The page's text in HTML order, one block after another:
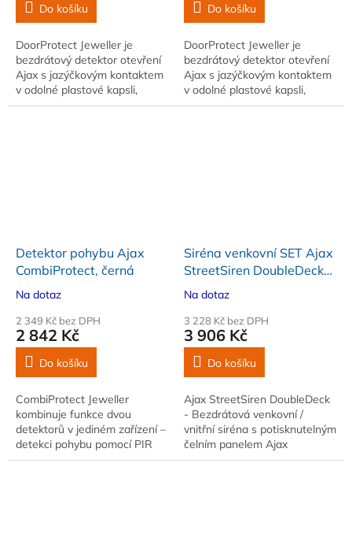
Do košíku
DoorProtect Jeweller je
bezdrátový detektor otevření
Ajax s jazýčkovým kontaktem
v odolné plastové kapsli,
určený k zabezpečení dveří,
Do košíku
DoorProtect Jeweller je
bezdrátový detektor otevření
Ajax s jazýčkovým kontaktem
v odolné plastové kapsli,
určený k zabezpečení dveří,
Detektor pohybu Ajax
CombiProtect, černá
Na dotaz
2 349 Kč bez DPH
2 842 Kč
Do košíku
CombiProtect Jeweller
kombinuje funkce dvou
detektorů v jediném zařízení –
detekci pohybu pomocí PIR
čidla a detekci rozbití skla
Siréna venkovní SET Ajax
StreetSiren DoubleDeck
ASP + Ajax Brandplate,
Na dotaz
3 228 Kč bez DPH
3 906 Kč
Do košíku
Ajax StreetSiren DoubleDeck
- Bezdrátová venkovní /
vnitřní siréna s potisknutelným
čelním panelem Ajax
Brandplate v bílém provedení.